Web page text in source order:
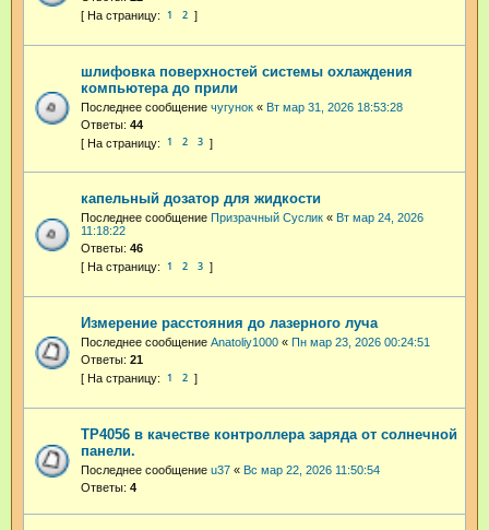
1 2
шлифовка поверхностей системы охлаждения
компьютера до прили
Последнее сообщение чугунок « Вт мар 31, 2026 18:53:28
Ответы: 44
1 2 3
капельный дозатор для жидкости
Последнее сообщение Призрачный Суслик « Вт мар 24, 2026
11:18:22
Ответы: 46
1 2 3
Измерение расстояния до лазерного луча
Последнее сообщение Anatoliy1000 « Пн мар 23, 2026 00:24:51
Ответы: 21
1 2
TP4056 в качестве контроллера заряда от солнечной
панели.
Последнее сообщение u37 « Вс мар 22, 2026 11:50:54
Ответы: 4